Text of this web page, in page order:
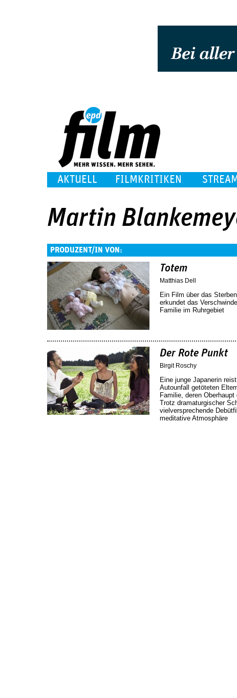
AKTUELL FILMKRITIKEN
Martin
PRODUZENT/IN VON:
Totem
Matthias Dell
Ein Film über das
erkundet das
Familie im Ruhrgebiet
Der Rote Punkt
Birgit Roschy
Eine junge Japanerin
Autounfall getöteten
Familie, deren
Trotz dramaturgischer
vielversprechende
meditative Atmosphäre